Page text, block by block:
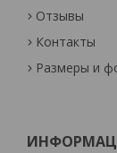
Отзывы
Контакты
Размеры и